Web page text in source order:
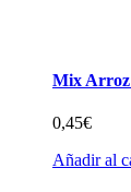
Mix Arroz
0,45€
Añadir al